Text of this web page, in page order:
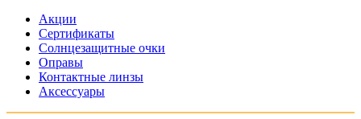
Акции
Сертификаты
Солнцезащитные очки
Оправы
Контактные линзы
Аксессуары